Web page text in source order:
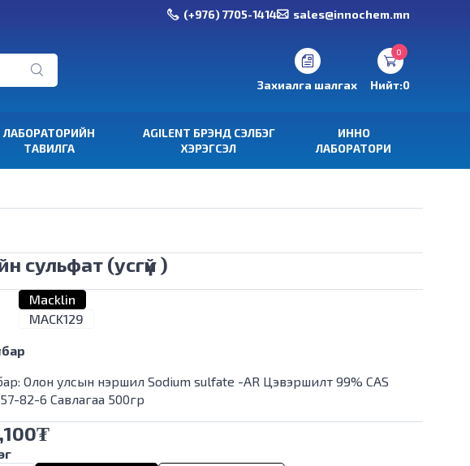
(+976) 7705-1414 sales@innochem.mn
Захиалга шалгах
0
Нийт:0
ЛАБОРАТОРИЙН
ТАВИЛГА
AGILENT БРЭНД СЭЛБЭГ
ХЭРЭГСЭЛ
ИННО
ЛАБОРАТОРИ
сульфат (усгүй )
Macklin
MACK129
Олон улсын нэршил Sodium sulfate -AR Цэвэршилт 99% CAS
82-6 Савлагаа 500гр
₮